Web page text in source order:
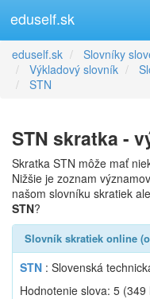
eduself.sk
eduself.sk
Slovníky
Výkladový slovník
STN
STN skratka -
Skratka STN môže mať
Nižšie je zoznam
našom slovníku skratiek
STN?
Slovník skratiek online
STN : Slovenská
Hodnotenie slova: 5 (349